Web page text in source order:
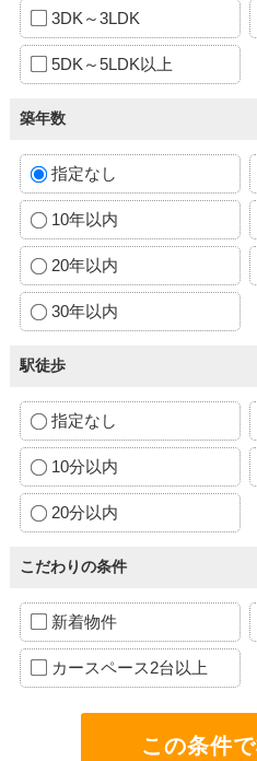
3DK～3LDK
5DK～5LDK以上
築年数
指定なし
10年以内
20年以内
30年以内
駅徒歩
指定なし
10分以内
20分以内
こだわりの条件
新着物件
カースペース2台以上